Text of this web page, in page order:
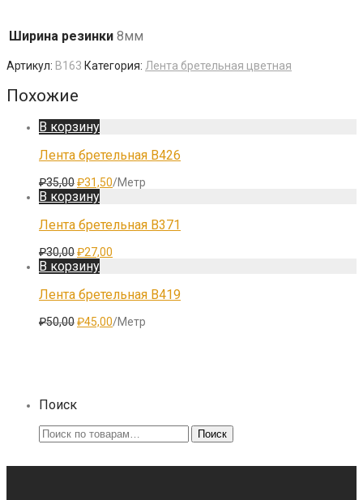
Ширина резинки 8мм
Артикул: B163 Категория: Лента бретельная цветная
Похожие
В корзину
Лента бретельная B426
₽35,00Первоначальная
цена
составляла
₽35,00.
₽31,50Текущая
/Метр
В корзину
Лента бретельная B371
₽30,00Первоначальная
цена
составляла
₽30,00.
₽27,00
В корзину
Лента бретельная B419
₽50,00Первоначальная
₽45,00Текущая
/Метр
Поиск
Искать: Поиск